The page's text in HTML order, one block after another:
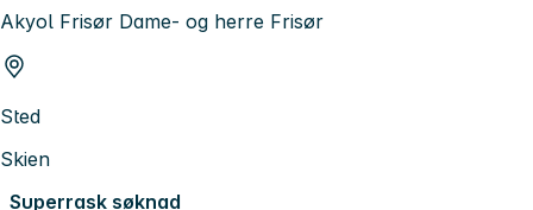
Akyol Frisør Dame- og herre Frisør
Sted
Skien
Superrask søknad